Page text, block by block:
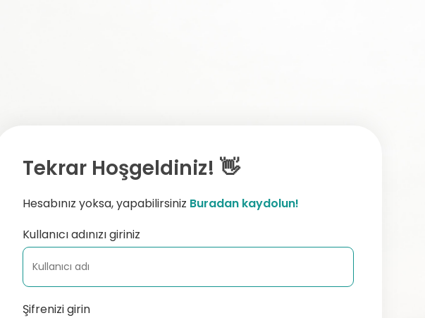
Tekrar Hoşgeldiniz! 👋
Hesabınız yoksa, yapabilirsiniz Buradan kaydolun!
Kullanıcı adınızı giriniz
Şifrenizi girin